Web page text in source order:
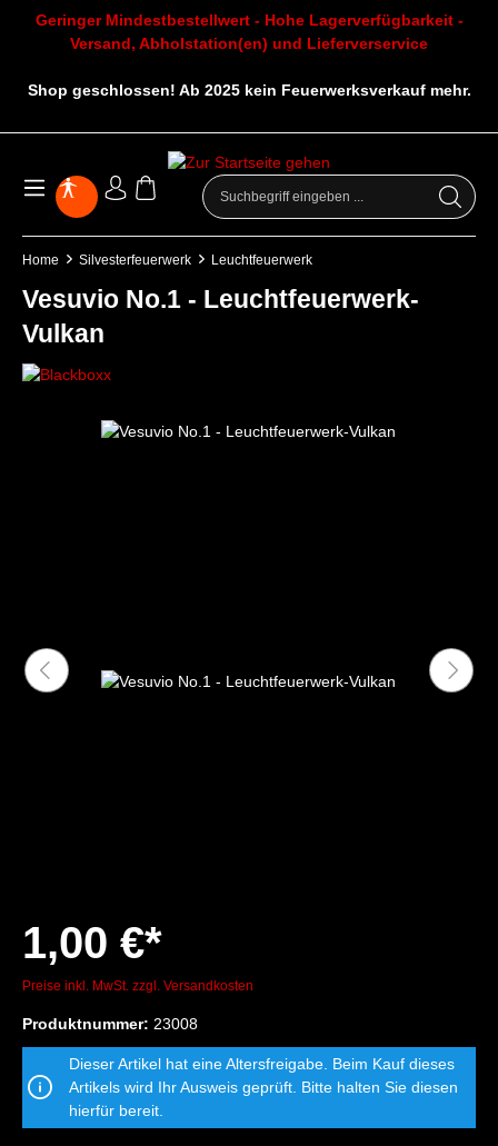
Geringer Mindestbestellwert - Hohe Lagerverfügbarkeit -
Versand, Abholstation(en) und Lieferverservice
Shop geschlossen! Ab 2025 kein Feuerwerksverkauf mehr.
Home Silvesterfeuerwerk Leuchtfeuerwerk
Vesuvio No.1 - Leuchtfeuerwerk-
Vulkan
1,00 €*
Preise inkl. MwSt. zzgl. Versandkosten
Produktnummer: 23008
Dieser Artikel hat eine Altersfreigabe. Beim Kauf dieses
Artikels wird Ihr Ausweis geprüft. Bitte halten Sie diesen
hierfür bereit.